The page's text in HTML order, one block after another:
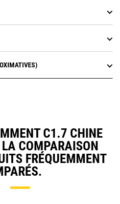
C1.7 CHINE
COMPARAISON
FRÉQUEMMENT